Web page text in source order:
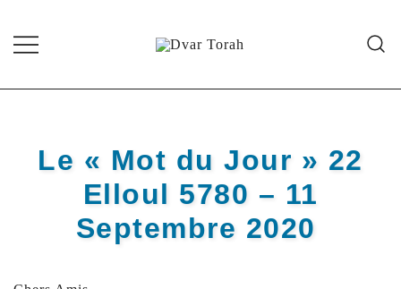
content
Le « Mot du Jour » 22
Elloul 5780 – 11
Septembre 2020